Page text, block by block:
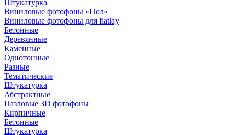
Штукатурка
Виниловые фотофоны «Пол»
Виниловые фотофоны для flatlay
Бетонные
Деревянные
Каменные
Однотонные
Разные
Тематические
Штукатурка
Абстрактные
Пазловые 3D фотофоны
Кирпичные
Бетонные
Штукатурка